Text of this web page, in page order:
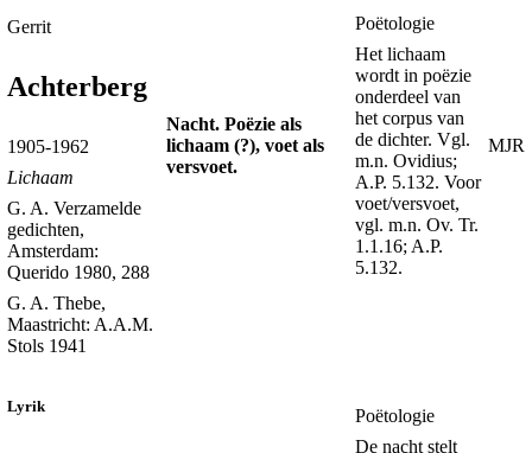
Gerrit
Achterberg
1905-1962
Lichaam
G. A. Verzamelde
gedichten,
Amsterdam:
Querido 1980, 288
G. A. Thebe,
Maastricht: A.A.M.
Stols 1941
Nacht. Poëzie als
lichaam (?), voet als
versvoet.
Poëtologie
Het lichaam
wordt in poëzie
onderdeel van
het corpus van
de dichter. Vgl.
m.n. Ovidius;
A.P. 5.132. Voor
voet/versvoet,
vgl. m.n. Ov. Tr.
1.1.16; A.P.
5.132.
MJR
Lyrik
Poëtologie
De nacht stelt